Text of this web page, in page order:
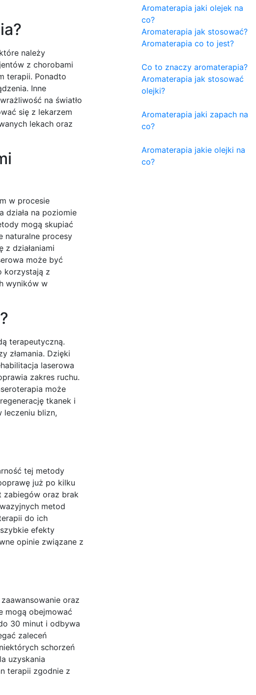
należy
z chorobami
terapii. Ponadto
Inne
na światło
się z lekarzem
lekach oraz
w procesie
działa na poziomie
mogą skupiać
naturalne procesy
działaniami
może być
korzystają z
wyników w
terapeutyczną.
złamania. Dzięki
laserowa
zakres ruchu.
może
tkanek i
leczeniu blizn,
tej metody
już po kilku
zabiegów oraz brak
metod
do ich
efekty
opinie związane z
oraz
mogą obejmować
30 minut i odbywa
zaleceń
schorzeń
uzyskania
terapii zgodnie z
Aromaterapia jaki olejek na
co?
Aromaterapia jak stosować?
Aromaterapia co to jest?
Co to znaczy aromaterapia?
Aromaterapia jak stosować
olejki?
Aromaterapia jaki zapach na
co?
Aromaterapia jakie olejki na
co?